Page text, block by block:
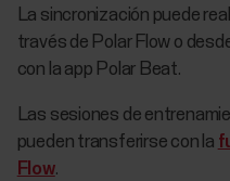
La sincronización puede
través de Polar Flow o
con la app Polar Beat.
Las sesiones de
pueden transferirse con la
Flow.